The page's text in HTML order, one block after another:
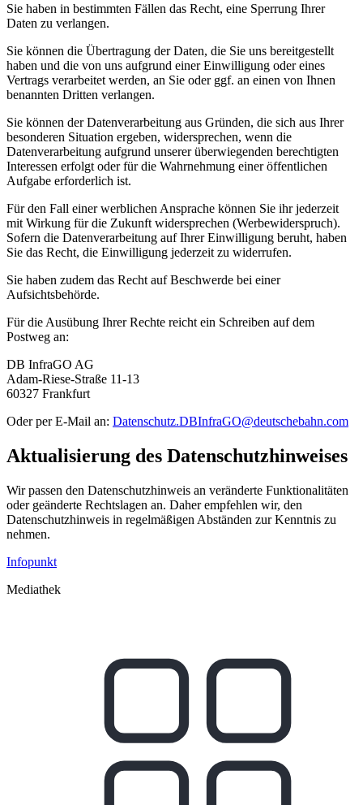
Sie haben in bestimmten Fällen das Recht, eine Sperrung Ihrer
Daten zu verlangen.
Sie können die Übertragung der Daten, die Sie uns bereitgestellt
haben und die von uns aufgrund einer Einwilligung oder eines
Vertrags verarbeitet werden, an Sie oder ggf. an einen von Ihnen
benannten Dritten verlangen.
Sie können der Datenverarbeitung aus Gründen, die sich aus Ihrer
besonderen Situation ergeben, widersprechen, wenn die
Datenverarbeitung aufgrund unserer überwiegenden berechtigten
Interessen erfolgt oder für die Wahrnehmung einer öffentlichen
Aufgabe erforderlich ist.
Für den Fall einer werblichen Ansprache können Sie ihr jederzeit
mit Wirkung für die Zukunft widersprechen (Werbewiderspruch).
Sofern die Datenverarbeitung auf Ihrer Einwilligung beruht, haben
Sie das Recht, die Einwilligung jederzeit zu widerrufen.
Sie haben zudem das Recht auf Beschwerde bei einer
Aufsichtsbehörde.
Für die Ausübung Ihrer Rechte reicht ein Schreiben auf dem
Postweg an:
DB InfraGO AG
Adam-Riese-Straße 11-13
60327 Frankfurt
Oder per E-Mail an: Datenschutz.DBInfraGO@deutschebahn.com
Aktualisierung des Datenschutzhinweises
Wir passen den Datenschutzhinweis an veränderte Funktionalitäten
oder geänderte Rechtslagen an. Daher empfehlen wir, den
Datenschutzhinweis in regelmäßigen Abständen zur Kenntnis zu
nehmen.
Infopunkt
Mediathek